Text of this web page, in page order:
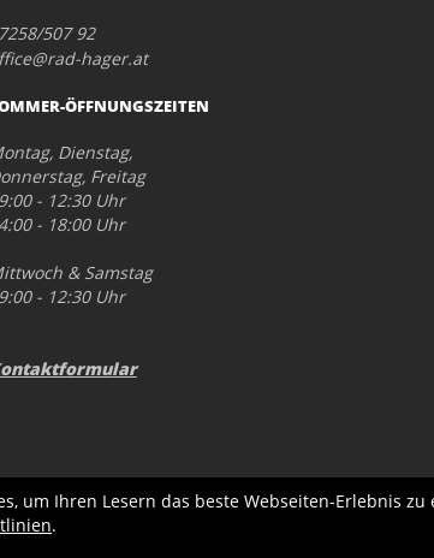
507 92
hager.at
ÖFFNUNGSZEITEN
Dienstag,
Freitag
- 12:30 Uhr
- 18:00 Uhr
& Samstag
- 12:30 Uhr
um Ihren Lesern das beste Webseiten-Erlebnis
.